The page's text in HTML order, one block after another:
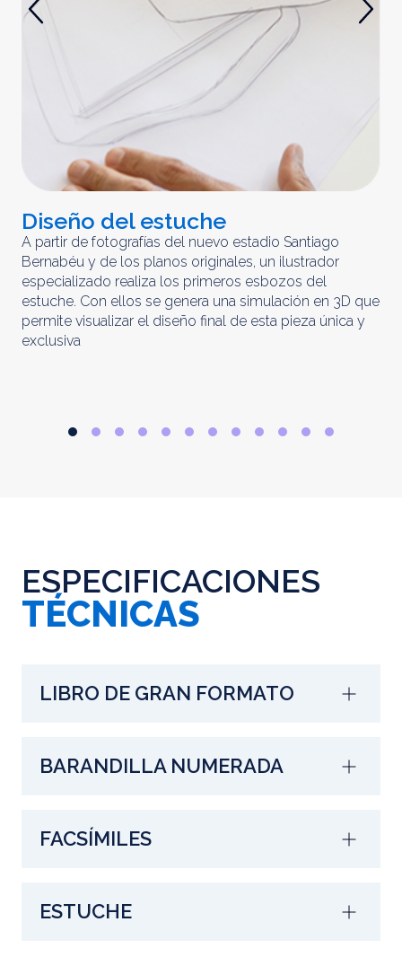
Diseño del estuche
A partir de fotografías del nuevo estadio Santiago
Bernabéu y de los planos originales, un ilustrador
especializado realiza los primeros esbozos del
estuche. Con ellos se genera una simulación en 3D que
permite visualizar el diseño final de esta pieza única y
exclusiva
ESPECIFICACIONES
TÉCNICAS
LIBRO DE GRAN FORMATO
BARANDILLA NUMERADA
FACSÍMILES
ESTUCHE